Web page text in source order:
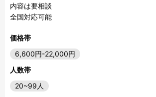
内容は要相談
全国対応可能
価格帯
6,600円-22,000円
人数帯
20~99人